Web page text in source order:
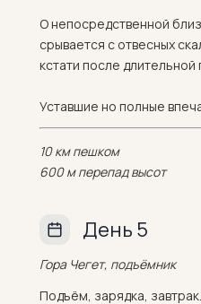
О непосредственной
срывается с отвесных
кстати после длительной
Уставшие но полные
10 км пешком
600 м перепад высот
День 5
Гора Чегет, подъёмник
Подъём, зарядка,